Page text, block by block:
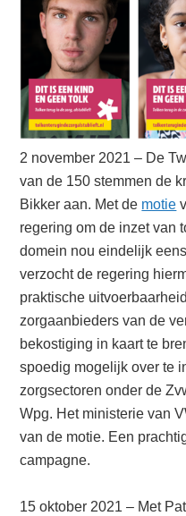
2 november 2021 – De
van de 150 stemmen de
Bikker aan. Met de motie
regering om de inzet van
domein nou eindelijk
verzocht de regering
praktische
zorgaanbieders van de
bekostiging in kaart te
spoedig mogelijk over te
zorgsectoren onder de
Wpg. Het ministerie van
van de motie. Een
campagne.
15 oktober 2021 – Met